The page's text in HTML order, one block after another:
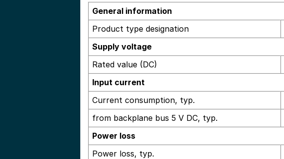
General information
Product type designation
Supply voltage
Rated value (DC)
Input current
Current consumption, typ.
from backplane bus 5 V DC, typ.
Power loss
Power loss, typ.